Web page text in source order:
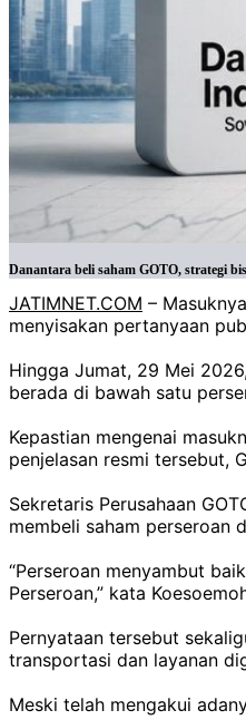
Danantara beli saham GOTO, strategi
JATIMNET.COM –
menyisakan pertanyaan
Hingga Jumat, 29 Mei
berada di bawah satu
Kepastian mengenai
penjelasan resmi tersebut,
Sekretaris Perusahaan
membeli saham perseroan
“Perseroan menyambut
Perseroan,” kata
Pernyataan tersebut
transportasi dan layanan
Meski telah mengakui